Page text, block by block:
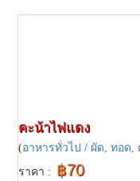
คะน้าไฟแดง
(อาหารทั่วไป / ผัด, ทอด,
ราคา : ฿70